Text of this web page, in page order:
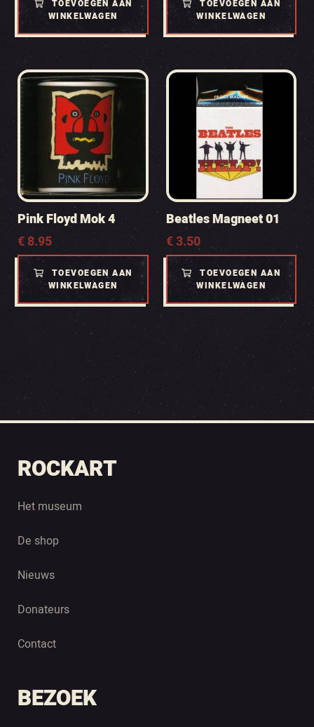
TOEVOEGEN AAN
WINKELWAGEN
TOEVOEGEN AAN
WINKELWAGEN
Pink Floyd Mok 4
€8.95
TOEVOEGEN AAN
WINKELWAGEN
Beatles Magneet 01
€3.50
TOEVOEGEN AAN
WINKELWAGEN
ROCKART
Het museum
De shop
Nieuws
Donateurs
Contact
BEZOEK